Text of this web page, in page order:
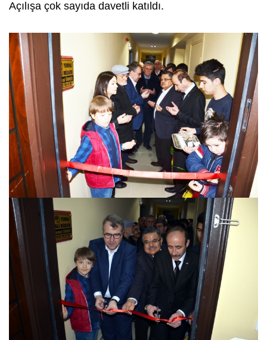
Açılışa çok sayıda davetli katıldı.